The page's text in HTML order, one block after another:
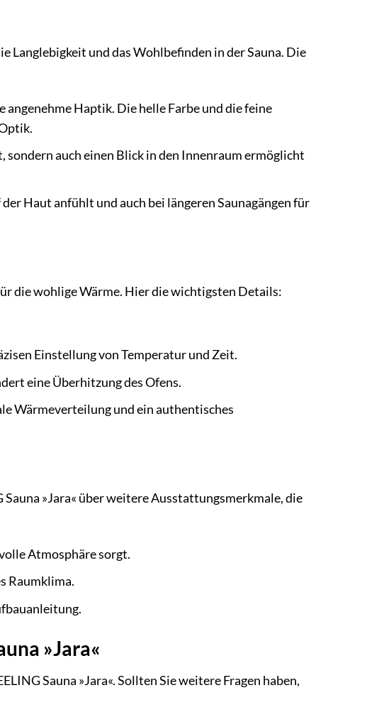
Langlebigkeit und das Wohlbefinden in der Sauna. Die
Haptik. Die helle Farbe und die feine
auch einen Blick in den Innenraum ermöglicht
Haut anfühlt und auch bei längeren Saunagängen für
die wohlige Wärme. Hier die wichtigsten Details:
Einstellung von Temperatur und Zeit.
eine Überhitzung des Ofens.
Wärmeverteilung und ein authentisches
»Jara« über weitere Ausstattungsmerkmale, die
Atmosphäre sorgt.
Raumklima.
»Jara«
Sauna »Jara«. Sollten Sie weitere Fragen haben,